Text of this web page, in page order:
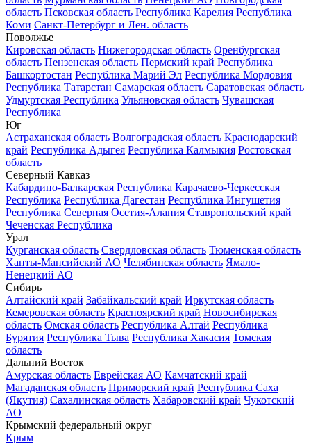
область Псковская область Республика Карелия Республика
Коми Санкт-Петербург и Лен. область
Поволжье
Кировская область Нижегородская область Оренбургская
область Пензенская область Пермский край Республика
Башкортостан Республика Марий Эл Республика Мордовия
Республика Татарстан Самарская область Саратовская область
Удмуртская Республика Ульяновская область Чувашская
Республика
Юг
Астраханская область Волгоградская область Краснодарский
край Республика Адыгея Республика Калмыкия Ростовская
область
Северный Кавказ
Кабардино-Балкарская Республика Карачаево-Черкесская
Республика Республика Дагестан Республика Ингушетия
Республика Северная Осетия-Алания Ставропольский край
Чеченская Республика
Урал
Курганская область Свердловская область Тюменская область
Ханты-Мансийский АО Челябинская область Ямало-
Ненецкий АО
Сибирь
Алтайский край Забайкальский край Иркутская область
Кемеровская область Красноярский край Новосибирская
область Омская область Республика Алтай Республика
Бурятия Республика Тыва Республика Хакасия Томская
область
Дальний Восток
Амурская область Еврейская АО Камчатский край
Магаданская область Приморский край Республика Саха
(Якутия) Сахалинская область Хабаровский край Чукотский
АО
Крымский федеральный округ
Крым